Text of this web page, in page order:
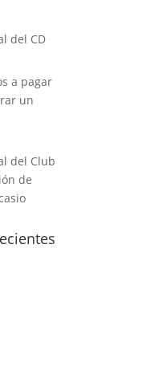
del CD
a pagar
un
del Club
de